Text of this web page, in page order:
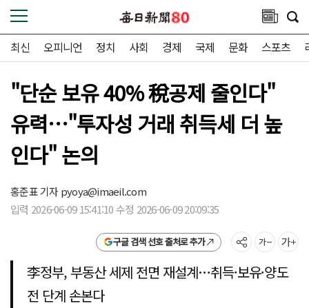
최신 오피니언 정치 사회 경제 국제 문화 스포츠
"단순 보유 40% 稅공제 줄인다"
유력…"투자성 거래 취득세 더 높
인다" 논의
홍준표 기자pyoya@imaeil.com
입력 2026-06-09 15:41:10 수정 2026-06-09 20:09:35
구글 검색 선호 출처로 추가
李정부, 부동산 세제 전면 재설계…취득·보유·양도
전 단계 손본다